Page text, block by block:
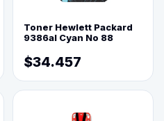
Toner Hewlett Packard
9386al Cyan No 88
$34.457